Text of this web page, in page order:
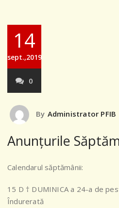
14
sept.,2019
0
By Administrator PFIB
Anunțurile
Calendarul săptămânii:
15 D † DUMINICA a 24-a de
Îndurerată